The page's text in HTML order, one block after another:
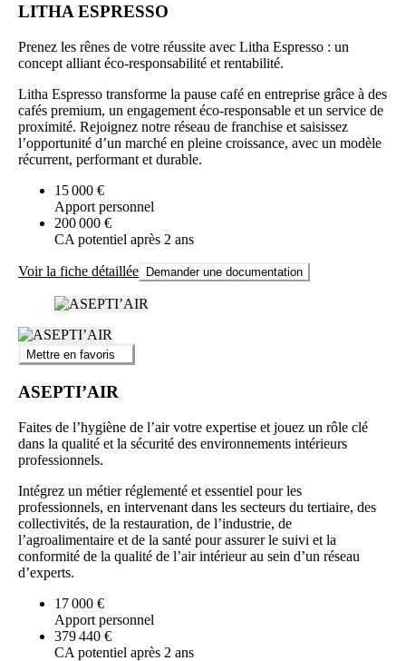
LITHA ESPRESSO
Prenez les rênes de votre réussite avec Litha Espresso : un
concept alliant éco-responsabilité et rentabilité.
Litha Espresso transforme la pause café en entreprise grâce à des
cafés premium, un engagement éco-responsable et un service de
proximité. Rejoignez notre réseau de franchise et saisissez
l’opportunité d’un marché en pleine croissance, avec un modèle
récurrent, performant et durable.
15 000 €
Apport personnel
200 000 €
CA potentiel après 2 ans
Voir la fiche détaillée Demander une documentation
Mettre en favoris
ASEPTI’AIR
Faites de l’hygiène de l’air votre expertise et jouez un rôle clé
dans la qualité et la sécurité des environnements intérieurs
professionnels.
Intégrez un métier réglementé et essentiel pour les
professionnels, en intervenant dans les secteurs du tertiaire, des
collectivités, de la restauration, de l’industrie, de
l’agroalimentaire et de la santé pour assurer le suivi et la
conformité de la qualité de l’air intérieur au sein d’un réseau
d’experts.
17 000 €
Apport personnel
379 440 €
CA potentiel après 2 ans